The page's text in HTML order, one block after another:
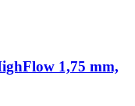
1,75 mm,